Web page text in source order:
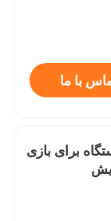
با ما
برای بازی